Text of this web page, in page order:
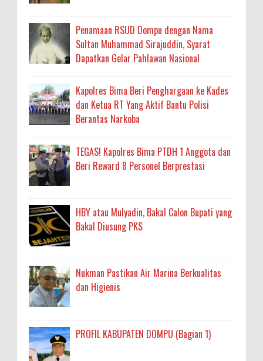
Penamaan RSUD Dompu dengan Nama
Sultan Muhammad Sirajuddin, Syarat
Dapatkan Gelar Pahlawan Nasional
Kapolres Bima Beri Penghargaan ke Kades
dan Ketua RT Yang Aktif Bantu Polisi
Berantas Narkoba
TEGAS! Kapolres Bima PTDH 1 Anggota dan
Beri Reward 8 Personel Berprestasi
HBY atau Mulyadin, Bakal Calon Bupati yang
Bakal Diusung PKS
Nukman Pastikan Air Marina Berkualitas
dan Higienis
PROFIL KABUPATEN DOMPU (Bagian 1)